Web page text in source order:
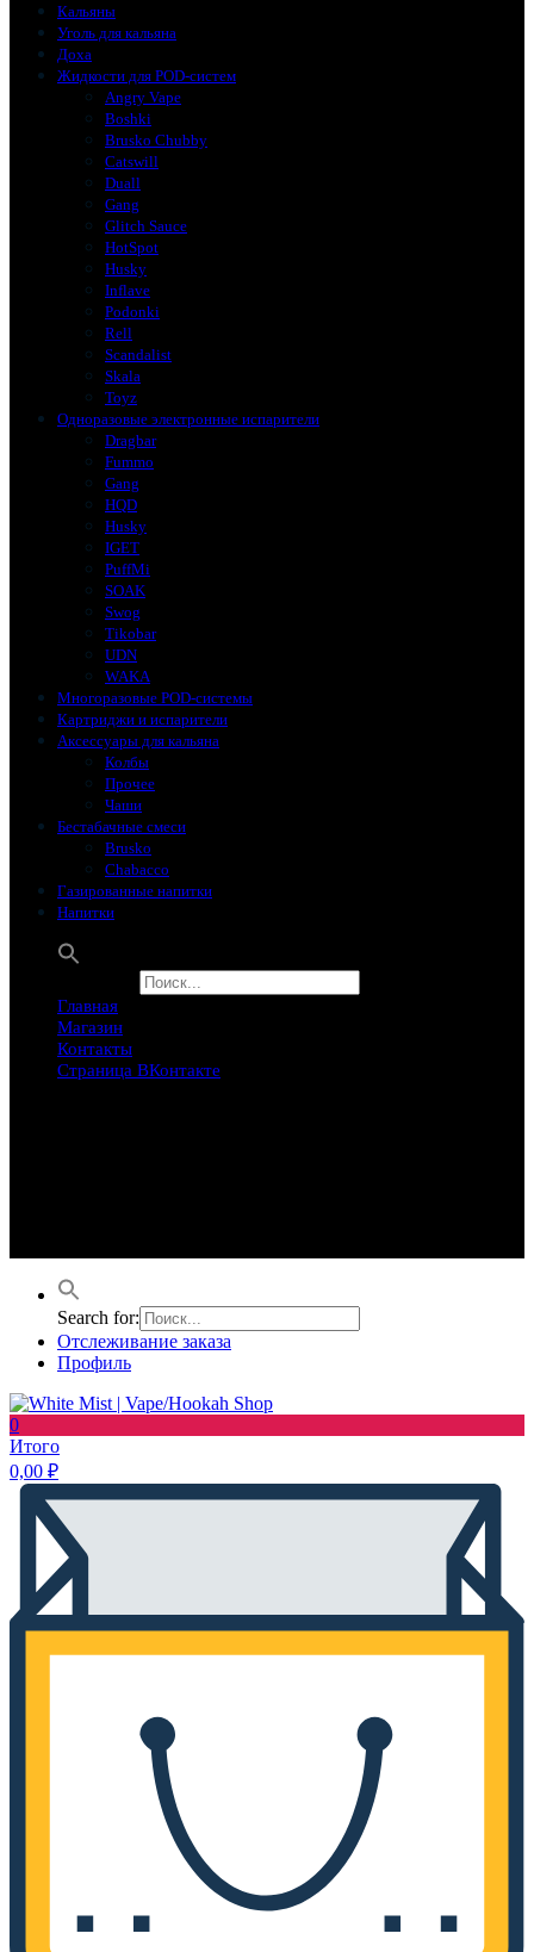
Кальяны
Уголь для кальяна
Доха
Жидкости для POD-систем
Angry Vape
Boshki
Brusko Chubby
Catswill
Duall
Gang
Glitch Sauce
HotSpot
Husky
Inflave
Podonki
Rell
Scandalist
Skala
Toyz
Одноразовые электронные испарители
Dragbar
Fummo
Gang
HQD
Husky
IGET
PuffMi
SOAK
Swog
Tikobar
UDN
WAKA
Многоразовые POD-системы
Картриджи и испарители
Аксессуары для кальяна
Колбы
Прочее
Чаши
Бестабачные смеси
Brusko
Chabacco
Газированные напитки
Напитки
Главная
Магазин
Контакты
Страница ВКонтакте
Search for:
Отслеживание заказа
Профиль
0
Итого
0,00 ₽